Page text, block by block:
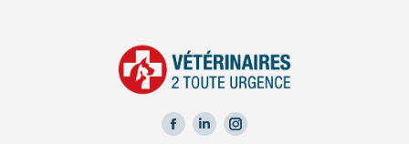
Facebook
LinkedInInstagram